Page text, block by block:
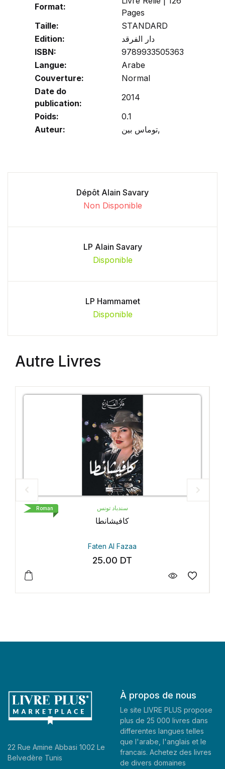
Format:
Pages
Taille:
STANDARD
Edition:
دار الفرقد
ISBN:
9789933505363
Langue:
Arabe
Couverture:
Normal
Date do
publication:
2014
Poids:
0.1
Auteur:
توماس بين,
Dépôt Alain Savary
Non Disponible
LP Alain Savary
Disponible
LP Hammamet
Disponible
Autre Livres
سندباد تونس
كافيشانطا
Faten Al Fazaa
25.00DT
Roman
22 Rue Amine Abbasi 1002 Le
Belvedère Tunis
À propos de nous
Le site LIVRE PLUS propose
plus de 25 000 livres dans
differentes langues telles
que l'arabe, l'anglais et le
francais. Achetez des livres
de divers domaines